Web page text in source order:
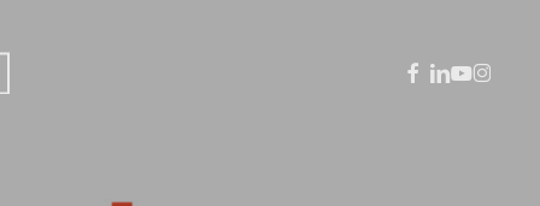
facebook
linkedin
youtube
instagram